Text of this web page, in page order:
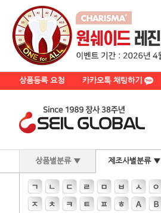
상품등록 요청 카카오톡 채팅하기
상품별분류 ▼ 제조사별분류 ▼